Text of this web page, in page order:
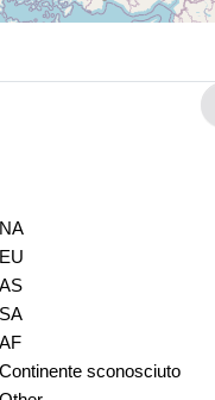
NA
EU
AS
SA
AF
Continente sconosciuto